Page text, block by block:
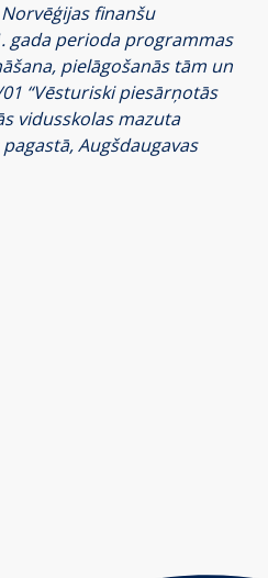
finanšu
gada perioda programmas
pielāgošanās tām un
“Vēsturiski piesārņotās
vidusskolas mazuta
Augšdaugavas